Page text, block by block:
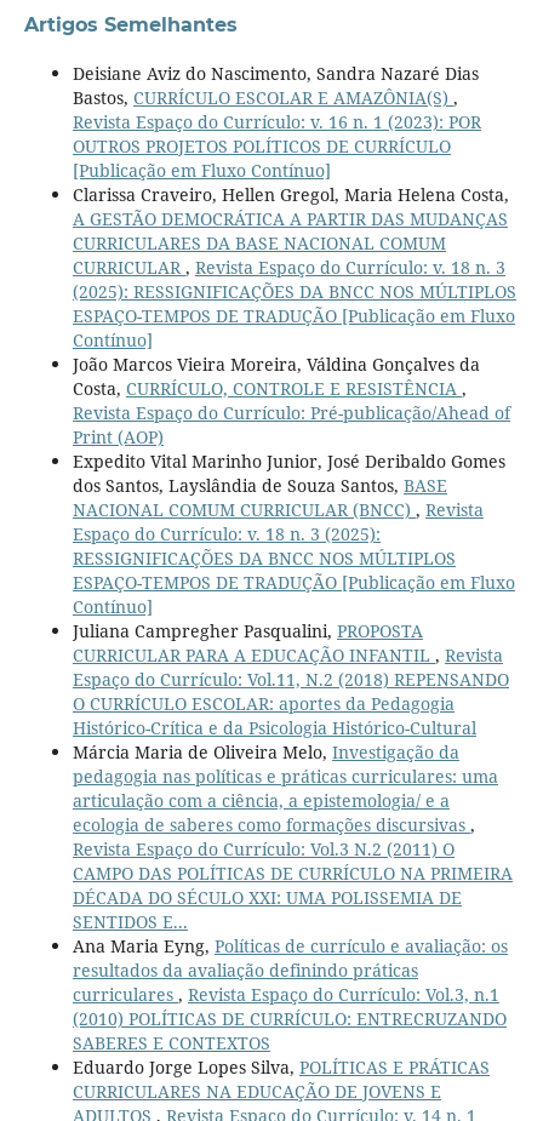
Artigos Semelhantes
Deisiane Aviz do Nascimento, Sandra Nazaré Dias
Bastos, CURRÍCULO ESCOLAR E AMAZÔNIA(S) ,
Revista Espaço do Currículo: v. 16 n. 1 (2023): POR
OUTROS PROJETOS POLÍTICOS DE CURRÍCULO
[Publicação em Fluxo Contínuo]
Clarissa Craveiro, Hellen Gregol, Maria Helena Costa,
A GESTÃO DEMOCRÁTICA A PARTIR DAS MUDANÇAS
CURRICULARES DA BASE NACIONAL COMUM
CURRICULAR, Revista Espaço do Currículo: v. 18 n. 3
(2025): RESSIGNIFICAÇÕES DA BNCC NOS MÚLTIPLOS
ESPAÇO-TEMPOS DE TRADUÇÃO [Publicação em Fluxo
Contínuo]
João Marcos Vieira Moreira, Váldina Gonçalves da
Costa, CURRÍCULO, CONTROLE E RESISTÊNCIA ,
Revista Espaço do Currículo: Pré-publicação/Ahead of
Print (AOP)
Expedito Vital Marinho Junior, José Deribaldo Gomes
dos Santos, Layslândia de Souza Santos, BASE
NACIONAL COMUM CURRICULAR (BNCC) , Revista
Espaço do Currículo: v. 18 n. 3 (2025):
RESSIGNIFICAÇÕES DA BNCC NOS MÚLTIPLOS
ESPAÇO-TEMPOS DE TRADUÇÃO [Publicação em Fluxo
Contínuo]
Juliana Campregher Pasqualini, PROPOSTA
CURRICULAR PARA A EDUCAÇÃO INFANTIL , Revista
Espaço do Currículo: Vol.11, N.2 (2018) REPENSANDO
O CURRÍCULO ESCOLAR: aportes da Pedagogia
Histórico-Crítica e da Psicologia Histórico-Cultural
Márcia Maria de Oliveira Melo, Investigação da
pedagogia nas políticas e práticas curriculares: uma
articulação com a ciência, a epistemologia/ e a
ecologia de saberes como formações discursivas ,
Revista Espaço do Currículo: Vol.3 N.2 (2011) O
CAMPO DAS POLÍTICAS DE CURRÍCULO NA PRIMEIRA
DÉCADA DO SÉCULO XXI: UMA POLISSEMIA DE
SENTIDOS E...
Ana Maria Eyng, Políticas de currículo e avaliação: os
resultados da avaliação definindo práticas
curriculares , Revista Espaço do Currículo: Vol.3, n.1
(2010) POLÍTICAS DE CURRÍCULO: ENTRECRUZANDO
SABERES E CONTEXTOS
Eduardo Jorge Lopes Silva, POLÍTICAS E PRÁTICAS
CURRICULARES NA EDUCAÇÃO DE JOVENS E
ADULTOS , Revista Espaço do Currículo: v. 14 n. 1